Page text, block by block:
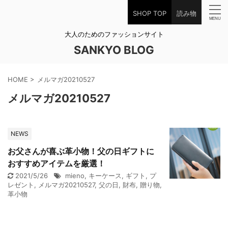
SHOP TOP 読み物
大人のためのファッションサイト
SANKYO BLOG
HOME > メルマガ20210527
メルマガ20210527
NEWS
お父さんが喜ぶ革小物！父の日ギフトに
おすすめアイテムを厳選！
2021/5/26 mieno, キーケース, ギフト , プ
レゼント , メルマガ20210527, 父の日, 財布, 贈り物,
革小物